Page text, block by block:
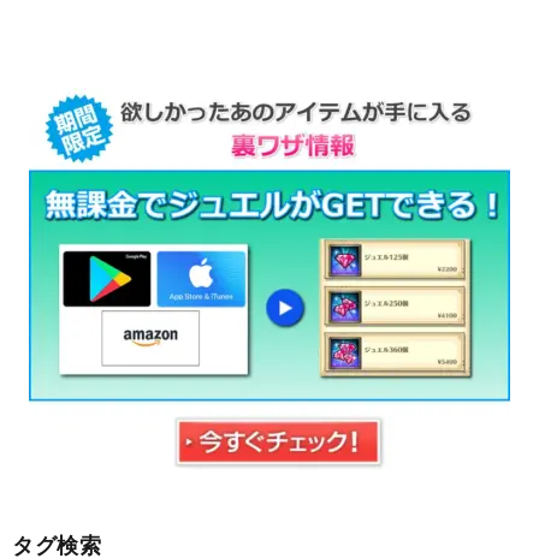
タグ検索